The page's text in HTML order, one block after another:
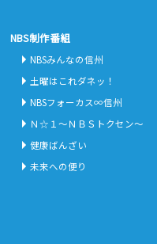
NBS制作番組
NBSみんなの信州
土曜はこれダネッ！
NBSフォーカス∞信州
Ｎ☆１～ＮＢＳトクセン～
健康ばんざい
未来への便り